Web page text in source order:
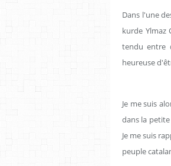
Dans l'une
kurde Ylmaz
tendu entre
heureuse
Je me suis
dans la
Je me suis
peuple